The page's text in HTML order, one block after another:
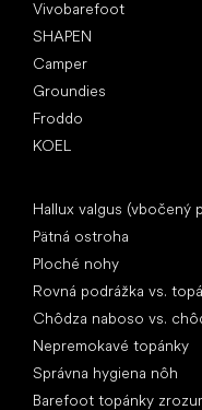
Vivobarefoot
SHAPEN
Camper
Groundies
Froddo
KOEL
Hallux valgus (vbočený
Pätná ostroha
Ploché nohy
Rovná podrážka vs.
Chôdza naboso vs.
Nepremokavé topánky
Správna hygiena nôh
Barefoot topánky